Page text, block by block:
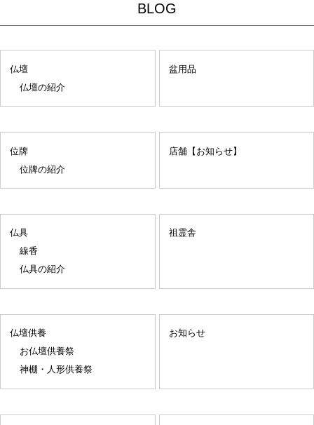
BLOG
仏壇
仏壇の紹介
盆用品
位牌
位牌の紹介
店舗【お知らせ】
仏具
線香
仏具の紹介
祖霊舎
仏壇供養
お仏壇供養祭
神棚・人形供養祭
お知らせ